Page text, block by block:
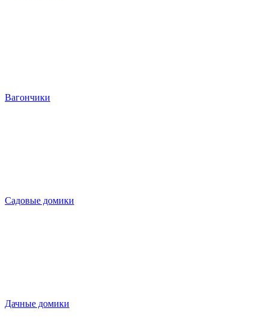
Вагончики
Садовые домики
Дачные домики